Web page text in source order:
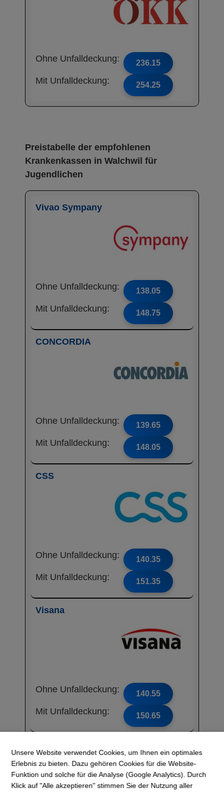
Ohne Unfalldeckung: 236.15
Mit Unfalldeckung: 254.25
Preistabelle der empfohlenen
Krankenkassen in Walchwil für
Jugendlichen
Vivao Sympany
Ohne Unfalldeckung: 138.05
Mit Unfalldeckung: 148.75
CONCORDIA
Ohne Unfalldeckung: 139.65
Mit Unfalldeckung: 148.05
CSS
Ohne Unfalldeckung: 140.35
Mit Unfalldeckung: 151.35
Visana
Ohne Unfalldeckung: 140.55
Mit Unfalldeckung: 150.65
Krankenversicher
ung AG
Unsere Website verwendet Cookies, um Ihnen ein optimales
Erlebnis zu bieten. Dazu gehören Cookies für die Website-
Funktion und solche für die Analyse (Google Analytics). Durch
Klick auf "Alle akzeptieren" stimmen Sie der Nutzung aller